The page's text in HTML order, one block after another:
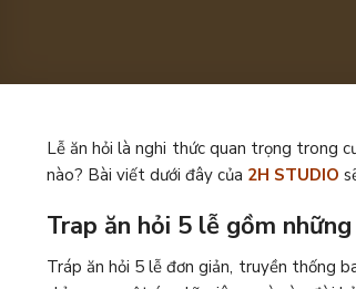
Lễ ăn hỏi là nghi thức quan trọng trong
nào? Bài viết dưới đây của 2H STUDIO
Trap ăn hỏi 5 lễ gồm
Tráp ăn hỏi 5 lễ đơn giản, truyền thống